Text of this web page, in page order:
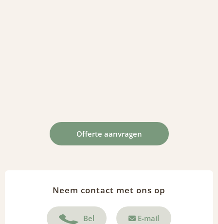
Offerte aanvragen
Neem contact met ons op
Bel E-mail